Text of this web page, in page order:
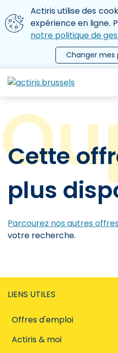
Aller au contenu principal
Nous utilisons des cookies
Actiris utilise des
expérience en ligne.
notre politique de
Changer mes
le menu
Cette
plus
Parcourez nos autres
votre recherche.
LIENS UTILES
Offres d'emploi
Actiris & moi